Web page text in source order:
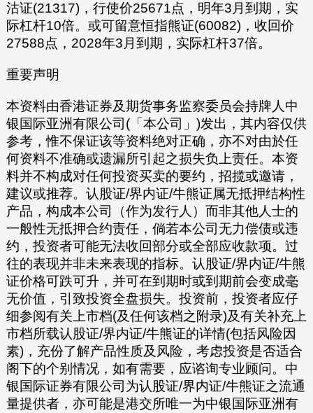
沽证(21317)，行使价25671点，明年3月到期，实
际杠杆10倍。或可留意恒指熊证(60082)，收回价
27588点，2028年3月到期，实际杠杆37倍。
重要声明
本资料由香港证券及期货事务监察委员会持牌人中
银国际亚洲有限公司(「本公司」)发出，其内容仅供
参考，惟不保证该等资料绝对正确，亦不对由於任
何资料不准确或遗漏所引起之损失负上责任。本资
料并不构成对任何投资买卖的要约，招揽或邀请，
建议或推荐。认股证/界内证/牛熊证属无抵押结构性
产品，构成本公司（作为发行人）而非其他人士的
一般性无抵押合约责任，倘若本公司无力偿债或违
约，投资者可能无法收回部分或全部应收款项。过
往的表现并非未来表现的指标。认股证/界内证/牛熊
证价格可跌可升，并可在到期时或到期前会变成毫
无价值，引致投资全盘损失。投资前，投资者应仔
细参阅有关上市档(及任何该档之附录)及有关补充上
市档所载认股证/界内证/牛熊证的详情(包括风险因
素)，充份了解产品性质及风险，考虑投资是否适合
阁下的个别情况，如有需要，应谘询专业顾问。中
银国际证券有限公司为认股证/界内证/牛熊证之流通
量提供者，亦可能是港交所唯一为中银国际亚洲有